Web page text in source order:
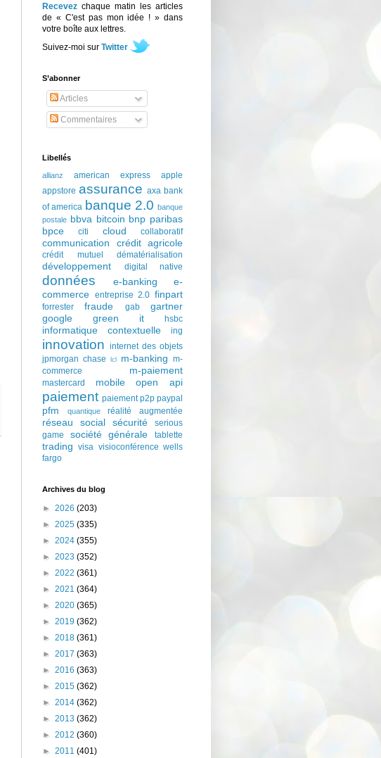
Recevez chaque matin les articles
de « C'est pas mon idée ! » dans
votre boîte aux lettres.
Suivez-moi sur Twitter
S’abonner
Articles
Commentaires
Libellés
allianz american express
apple
appstore assurance axa bank
of america banque 2.0 banque
postale bbva bitcoin bnp paribas
bpce
citi cloud collaboratif
communication crédit agricole
crédit mutuel dématérialisation
développement digital native
données e-banking
e-
commerce entreprise 2.0 finpart
forrester fraude gab
gartner
google
green it hsbc
informatique contextuelle ing
innovation internet des objets
jpmorgan chase
lcl m-banking m-
commerce
m-paiement
mastercard mobile open api
paiement paiement p2p paypal
pfm quantique réalité augmentée
réseau social sécurité
serious
game
société générale tablette
trading visa visioconférence wells
fargo
Archives du blog
► 2026 (203)
► 2025 (335)
► 2024 (355)
► 2023 (352)
► 2022 (361)
► 2021 (364)
► 2020 (365)
► 2019 (362)
► 2018 (361)
► 2017 (363)
► 2016 (363)
► 2015 (362)
► 2014 (362)
► 2013 (362)
► 2012 (360)
► 2011 (401)